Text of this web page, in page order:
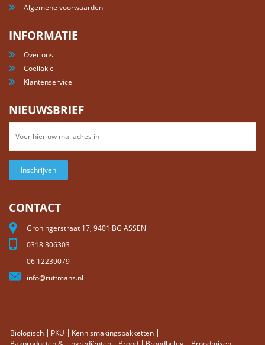
Algemene voorwaarden
INFORMATIE
Over ons
Coeliakie
Klantenservice
NIEUWSBRIEF
Inschrijven
CONTACT
Groningerstraat 17, 9401 BG ASSEN
0318 306303
06 12239079
info@ruttmans.nl
Biologisch PKU
Kennismakingspakketten